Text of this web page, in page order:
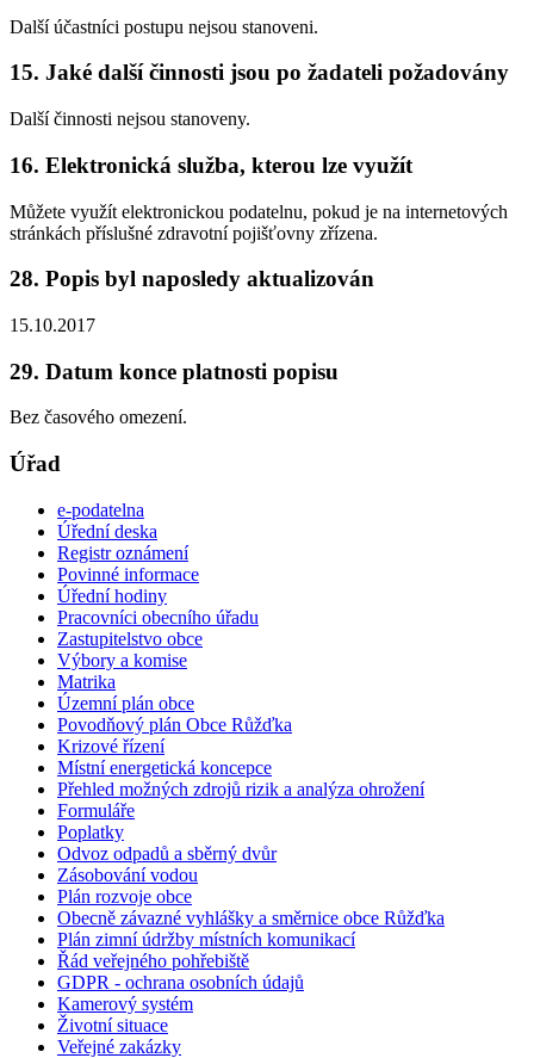
Další účastníci postupu nejsou stanoveni.
15. Jaké další činnosti jsou po žadateli požadovány
Další činnosti nejsou stanoveny.
16. Elektronická služba, kterou lze využít
Můžete využít elektronickou podatelnu, pokud je na internetových
stránkách příslušné zdravotní pojišťovny zřízena.
28. Popis byl naposledy aktualizován
15.10.2017
29. Datum konce platnosti popisu
Bez časového omezení.
Úřad
e-podatelna
Úřední deska
Registr oznámení
Povinné informace
Úřední hodiny
Pracovníci obecního úřadu
Zastupitelstvo obce
Výbory a komise
Matrika
Územní plán obce
Povodňový plán Obce Růžďka
Krizové řízení
Místní energetická koncepce
Přehled možných zdrojů rizik a analýza ohrožení
Formuláře
Poplatky
Odvoz odpadů a sběrný dvůr
Zásobování vodou
Plán rozvoje obce
Obecně závazné vyhlášky a směrnice obce Růžďka
Plán zimní údržby místních komunikací
Řád veřejného pohřebiště
GDPR - ochrana osobních údajů
Kamerový systém
Životní situace
Veřejné zakázky